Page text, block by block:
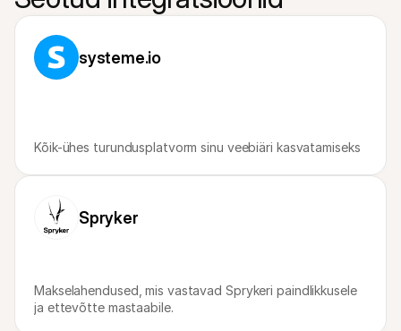
systeme.io
Kõik-ühes turundusplatvorm sinu veebiäri kasvatamiseks
Spryker
Makselahendused, mis vastavad Sprykeri paindlikkusele
ja ettevõtte mastaabile.
Ostlejatele
Mollie klientidele
Külastage meie klienditoe meeskonda
Võta ühendust müügitiimiga